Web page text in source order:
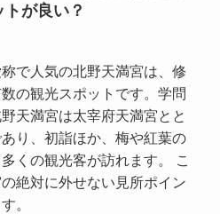
が良い？
で人気の北野天満宮は、修
の観光スポットです。学問
天満宮は太宰府天満宮とと
り、初詣ほか、梅や紅葉の
くの観光客が訪れます。 こ
絶対に外せない見所ポイン
。